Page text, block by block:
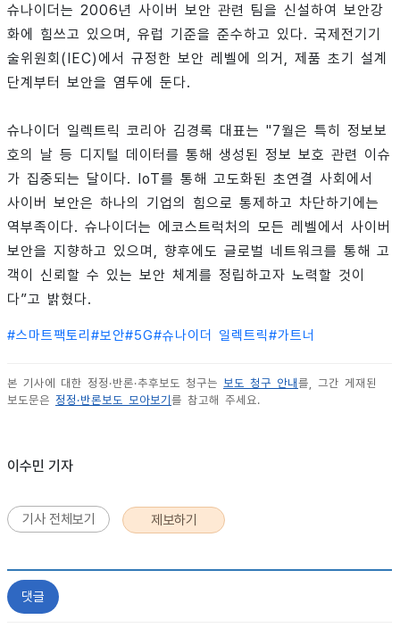
슈나이더는 2006년 사이버 보안 관련 팀을 신설하여 보안강
화에 힘쓰고 있으며, 유럽 기준을 준수하고 있다. 국제전기기
술위원회(IEC)에서 규정한 보안 레벨에 의거, 제품 초기 설계
단계부터 보안을 염두에 둔다.
슈나이더 일렉트릭 코리아 김경록 대표는 "7월은 특히 정보보
호의 날 등 디지털 데이터를 통해 생성된 정보 보호 관련 이슈
가 집중되는 달이다. IoT를 통해 고도화된 초연결 사회에서
사이버 보안은 하나의 기업의 힘으로 통제하고 차단하기에는
역부족이다. 슈나이더는 에코스트럭처의 모든 레벨에서 사이버
보안을 지향하고 있으며, 향후에도 글로벌 네트워크를 통해 고
객이 신뢰할 수 있는 보안 체계를 정립하고자 노력할 것이
다”고 밝혔다.
#스마트팩토리 #보안#5G#슈나이더 일렉트릭#가트너
본 기사에 대한 정정·반론·추후보도 청구는 보도 청구 안내 를, 그간 게재된
보도문은 정정·반론보도 모아보기 를 참고해 주세요.
이수민 기자
기사 전체보기 제보하기
댓글